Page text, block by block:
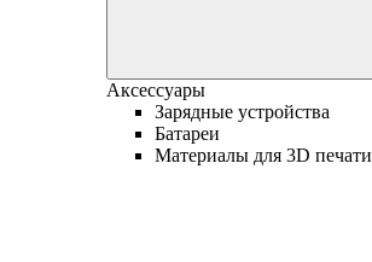
Аксессуары
Зарядные устройства
Батареи
Материалы для 3D печати